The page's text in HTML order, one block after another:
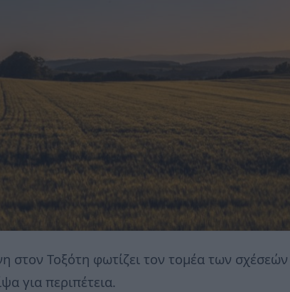
στον Τοξότη φωτίζει τον τομέα των
για περιπέτεια.